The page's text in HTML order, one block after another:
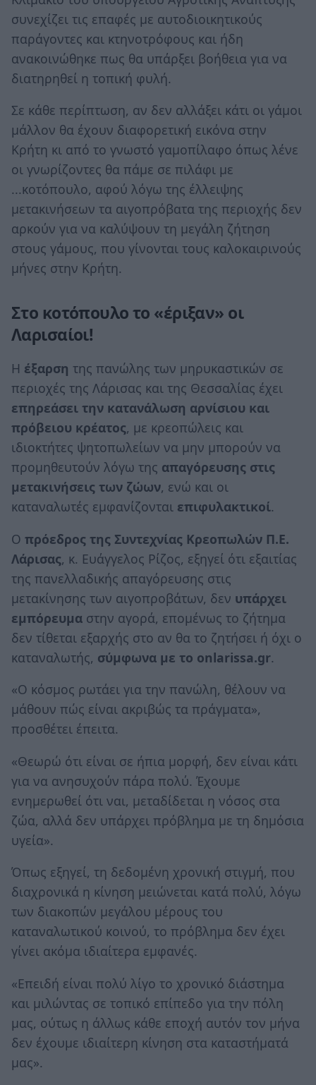
συνεχίζει τις επαφές με αυτοδιοικητικούς
παράγοντες και κτηνοτρόφους και ήδη
ανακοινώθηκε πως θα υπάρξει βοήθεια για να
διατηρηθεί η τοπική φυλή.
Σε κάθε περίπτωση, αν δεν αλλάξει κάτι οι γάμοι
μάλλον θα έχουν διαφορετική εικόνα στην
Κρήτη κι από το γνωστό γαμοπίλαφο όπως λένε
οι γνωρίζοντες θα πάμε σε πιλάφι με
...κοτόπουλο, αφού λόγω της έλλειψης
μετακινήσεων τα αιγοπρόβατα της περιοχής δεν
αρκούν για να καλύψουν τη μεγάλη ζήτηση
στους γάμους, που γίνονται τους καλοκαιρινούς
μήνες στην Κρήτη.
Στο κοτόπουλο το «έριξαν» οι
Λαρισαίοι!
Η έξαρση της πανώλης των μηρυκαστικών σε
περιοχές της Λάρισας και της Θεσσαλίας έχει
επηρεάσει την κατανάλωση αρνίσιου και
πρόβειου κρέατος, με κρεοπώλεις και
ιδιοκτήτες ψητοπωλείων να μην μπορούν να
προμηθευτούν λόγω της απαγόρευσης στις
μετακινήσεις των ζώων, ενώ και οι
καταναλωτές εμφανίζονται επιφυλακτικοί.
Ο πρόεδρος της Συντεχνίας Κρεοπωλών Π.Ε.
Λάρισας, κ. Ευάγγελος Ρίζος, εξηγεί ότι εξαιτίας
της πανελλαδικής απαγόρευσης στις
μετακίνησης των αιγοπροβάτων, δεν υπάρχει
εμπόρευμα στην αγορά, επομένως το ζήτημα
δεν τίθεται εξαρχής στο αν θα το ζητήσει ή όχι ο
καταναλωτής, σύμφωνα με το onlarissa.gr.
«Ο κόσμος ρωτάει για την πανώλη, θέλουν να
μάθουν πώς είναι ακριβώς τα πράγματα»,
προσθέτει έπειτα.
«Θεωρώ ότι είναι σε ήπια μορφή, δεν είναι κάτι
για να ανησυχούν πάρα πολύ. Έχουμε
ενημερωθεί ότι ναι, μεταδίδεται η νόσος στα
ζώα, αλλά δεν υπάρχει πρόβλημα με τη δημόσια
υγεία».
Όπως εξηγεί, τη δεδομένη χρονική στιγμή, που
διαχρονικά η κίνηση μειώνεται κατά πολύ, λόγω
των διακοπών μεγάλου μέρους του
καταναλωτικού κοινού, το πρόβλημα δεν έχει
γίνει ακόμα ιδιαίτερα εμφανές.
«Επειδή είναι πολύ λίγο το χρονικό διάστημα
και μιλώντας σε τοπικό επίπεδο για την πόλη
μας, ούτως η άλλως κάθε εποχή αυτόν τον μήνα
δεν έχουμε ιδιαίτερη κίνηση στα καταστήματά
μας».